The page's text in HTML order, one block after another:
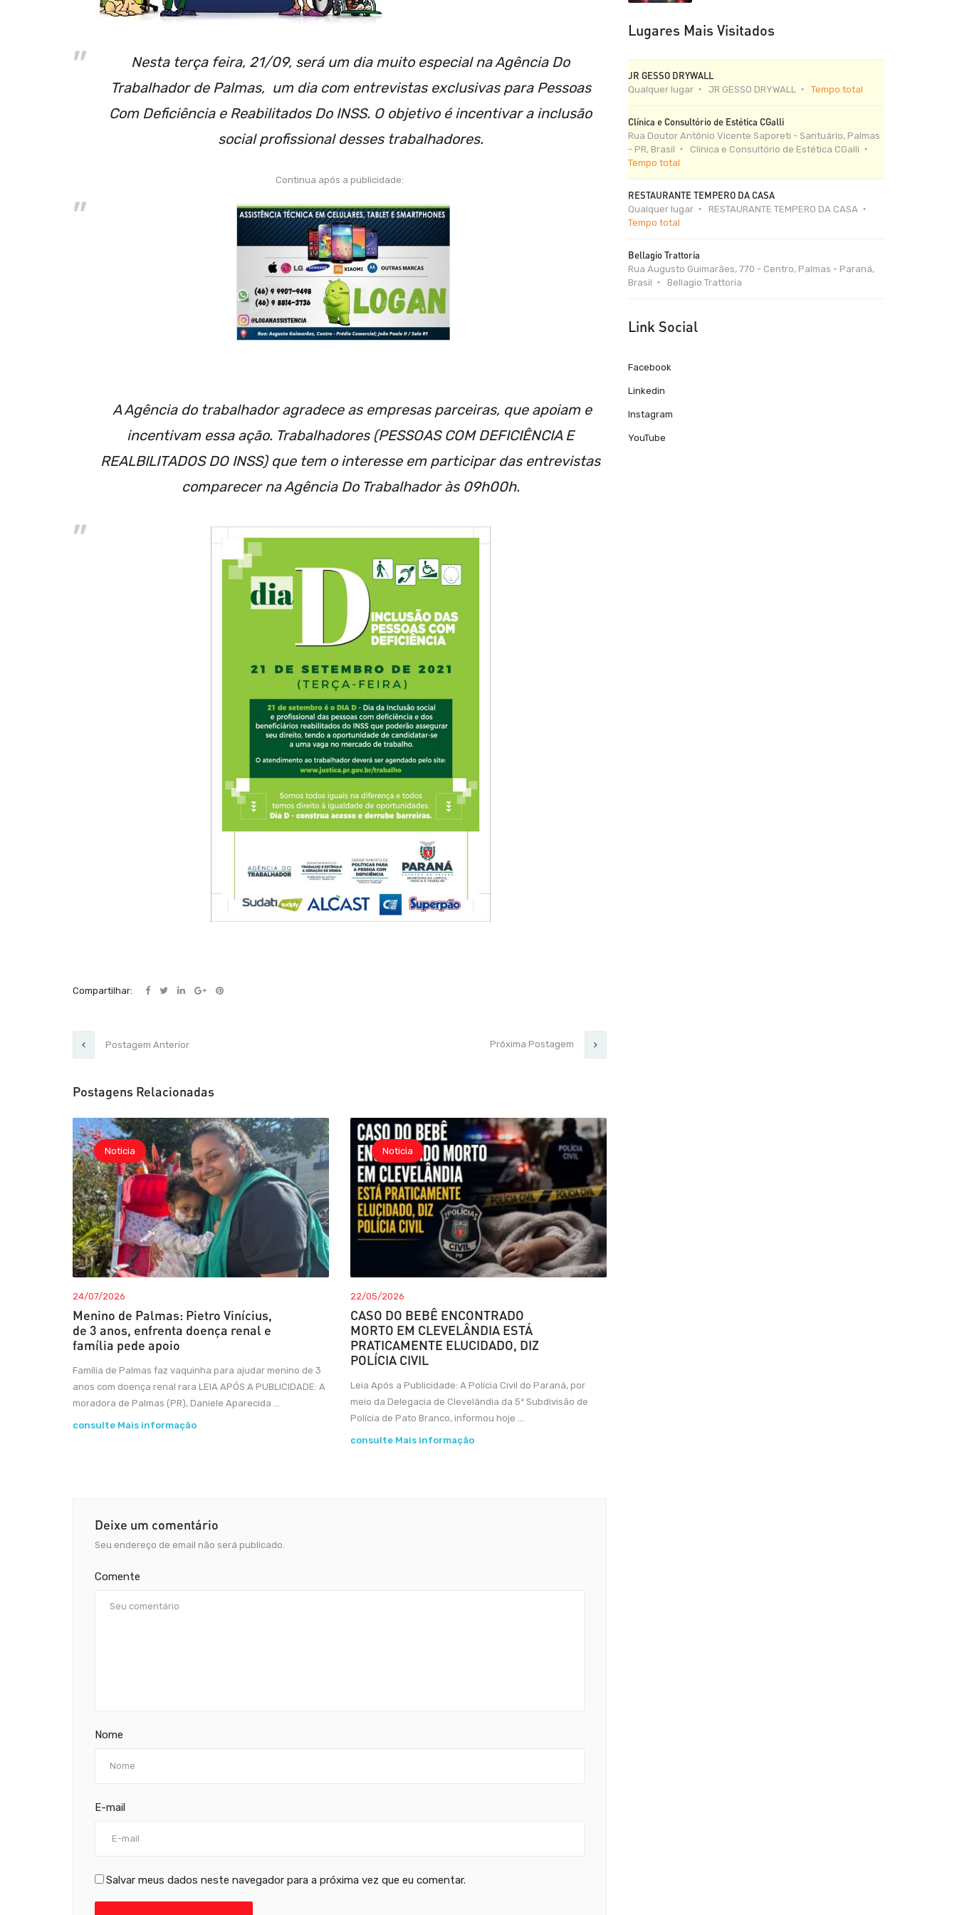
Nesta terça feira, 21/09, será um dia muito especial na Agência Do
Trabalhador de Palmas, um dia com entrevistas exclusivas para Pessoas
Com Deficiência e Reabilitados Do INSS. O objetivo é incentivar a inclusão
social profissional desses trabalhadores.
Continua após a publicidade:
A Agência do trabalhador agradece as empresas parceiras, que apoiam e
incentivam essa ação. Trabalhadores (PESSOAS COM DEFICIÊNCIA E
REALBILITADOS DO INSS) que tem o interesse em participar das entrevistas
comparecer na Agência Do Trabalhador às 09h00h.
Compartilhar:
Postagem Anterior Próxima Postagem
Postagens Relacionadas
Noticia
24/07/2026
Menino de Palmas: Pietro Vinícius,
de 3 anos, enfrenta doença renal e
família pede apoio
Família de Palmas faz vaquinha para ajudar menino de 3
anos com doença renal rara LEIA APÓS A PUBLICIDADE: A
moradora de Palmas (PR), Daniele Aparecida ...
consulte Mais informação
Noticia
22/05/2026
CASO DO BEBÊ ENCONTRADO
MORTO EM CLEVELÂNDIA ESTÁ
PRATICAMENTE ELUCIDADO, DIZ
POLÍCIA CIVIL
Leia Após a Publicidade: A Polícia Civil do Paraná, por
meio da Delegacia de Clevelândia da 5ª Subdivisão de
Polícia de Pato Branco, informou hoje ...
consulte Mais informação
Deixe um comentário
Seu endereço de email não será publicado.
Comente
Nome
E-mail
Salvar meus dados neste navegador para a próxima vez que eu comentar.
Lugares Mais Visitados
JR GESSO DRYWALL
Qualquer lugar JR GESSO DRYWALL Tempo total
Clínica e Consultório de Estética CGalli
Rua Doutor Antônio Vicente Saporeti - Santuário, Palmas
- PR, Brasil
Clínica e Consultório de Estética CGalli
Tempo total
RESTAURANTE TEMPERO DA CASA
Qualquer lugar
RESTAURANTE TEMPERO DA CASA
Tempo total
Bellagio Trattoria
Rua Augusto Guimarães, 770 - Centro, Palmas - Paraná,
Brasil
Bellagio Trattoria
Link Social
Facebook
Linkedin
Instagram
YouTube